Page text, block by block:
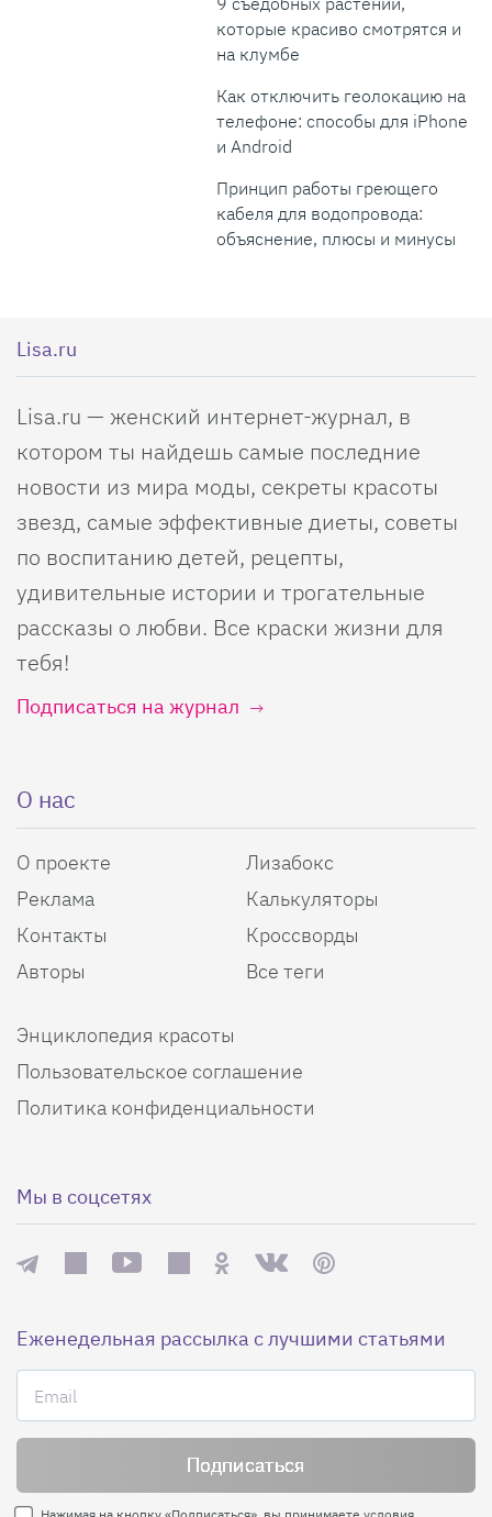
которые красиво смотрятся и
на клумбе
Как отключить геолокацию на
телефоне: способы для iPhone
и Android
Принцип работы греющего
кабеля для водопровода:
объяснение, плюсы и минусы
Lisa.ru
Lisa.ru — женский интернет-журнал, в
котором ты найдешь самые последние
новости из мира моды, секреты красоты
звезд, самые эффективные диеты, советы
по воспитанию детей, рецепты,
удивительные истории и трогательные
рассказы о любви. Все краски жизни для
тебя!
Подписаться на журнал
О нас
О проекте
Реклама
Контакты
Авторы
Лизабокс
Калькуляторы
Кроссворды
Все теги
Энциклопедия красоты
Пользовательское соглашение
Политика конфиденциальности
Мы в соцсетях
Еженедельная рассылка с лучшими статьями